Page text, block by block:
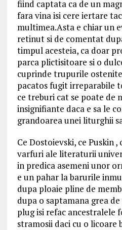
fiind captata ca de un
fara vina isi cere iertare
multimea.Asta e chiar un
retinut si de comentat
timpul acesteia, ca doar
parca plictisitoare si o
cuprinde trupurile
pacatos fugit irreparabile
ce treburi cat se poate de
insignifiante daca e sa le
grandoarea unei liturghii
Ce Dostoievski, ce Puskin
varfuri ale literaturii
in predica asemeni unor
e un pahar la barurile
dupa ploaie pline de
dupa o saptamana grea
plug isi refac ancestralele
stramosii daci cu o licoare